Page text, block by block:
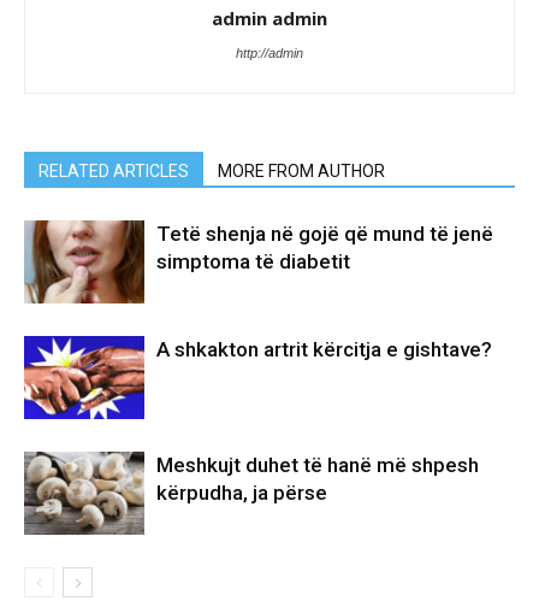
admin admin
http://admin
RELATED ARTICLES MORE FROM AUTHOR
Tetë shenja në gojë që mund të jenë
simptoma të diabetit
A shkakton artrit kërcitja e gishtave?
Meshkujt duhet të hanë më shpesh
kërpudha, ja përse